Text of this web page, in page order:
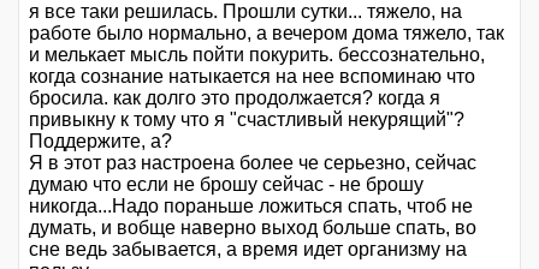
я все таки решилась. Прошли сутки... тяжело, на
работе было нормально, а вечером дома тяжело, так
и мелькает мысль пойти покурить. бессознательно,
когда сознание натыкается на нее вспоминаю что
бросила. как долго это продолжается? когда я
привыкну к тому что я "счастливый некурящий"?
Поддержите, а?
Я в этот раз настроена более че серьезно, сейчас
думаю что если не брошу сейчас - не брошу
никогда...Надо пораньше ложиться спать, чтоб не
думать, и вобще наверно выход больше спать, во
сне ведь забывается, а время идет организму на